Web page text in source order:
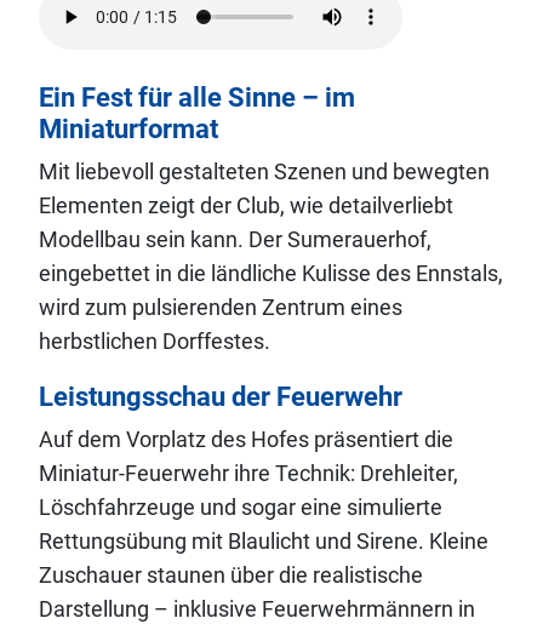
Ein Fest für alle Sinne – im
Miniaturformat
Mit liebevoll gestalteten Szenen und bewegten
Elementen zeigt der Club, wie detailverliebt
Modellbau sein kann. Der Sumerauerhof,
eingebettet in die ländliche Kulisse des Ennstals,
wird zum pulsierenden Zentrum eines
herbstlichen Dorffestes.
Leistungsschau der Feuerwehr
Auf dem Vorplatz des Hofes präsentiert die
Miniatur-Feuerwehr ihre Technik: Drehleiter,
Löschfahrzeuge und sogar eine simulierte
Rettungsübung mit Blaulicht und Sirene. Kleine
Zuschauer staunen über die realistische
Darstellung – inklusive Feuerwehrmännern in